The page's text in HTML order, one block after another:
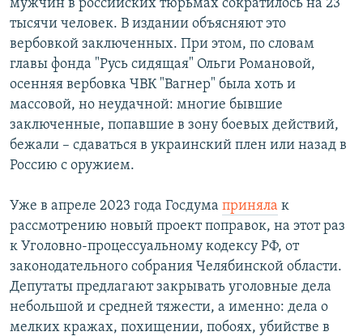
мужчин в российских тюрьмах сократилось на 23
тысячи человек. В издании объясняют это
вербовкой заключенных. При этом, по словам
главы фонда "Русь сидящая" Ольги Романовой,
осенняя вербовка ЧВК "Вагнер" была хоть и
массовой, но неудачной: многие бывшие
заключенные, попавшие в зону боевых действий,
бежали – сдаваться в украинский плен или назад в
Россию с оружием.
Уже в апреле 2023 года Госдума приняла к
рассмотрению новый проект поправок, на этот раз
к Уголовно-процессуальному кодексу РФ, от
законодательного собрания Челябинской области.
Депутаты предлагают закрывать уголовные дела
небольшой и средней тяжести, а именно: дела о
мелких кражах, похищении, побоях, убийстве в